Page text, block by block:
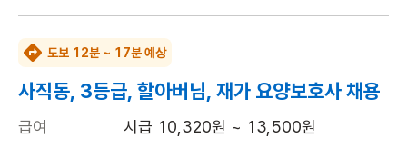
도보 12분 ~ 17분 예상
사직동, 3등급, 할아버님, 재가 요양보호사 채용
급여
시급 10,320원 ~ 13,500원